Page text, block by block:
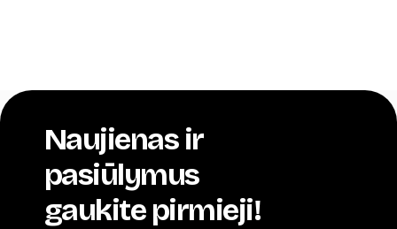
Naujienas ir
pasiūlymus
gaukite pirmieji!